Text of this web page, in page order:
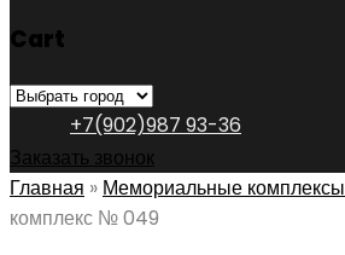
Cart
+7(902)987 93-36
Заказать звонок
Главная » Мемориальные комплексы
комплекс № 049